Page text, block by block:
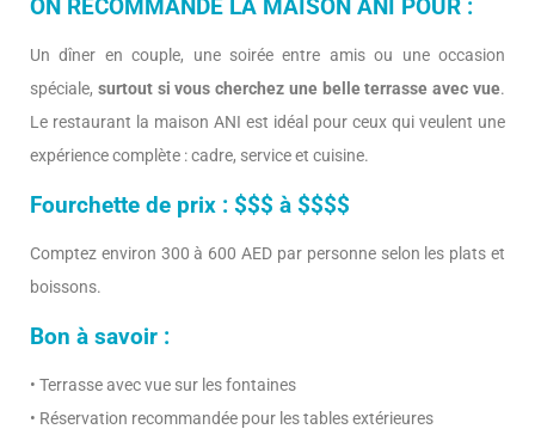
ON RECOMMANDE LA MAISON ANI POUR :
Un dîner en couple, une soirée entre amis ou une occasion
spéciale, surtout si vous cherchez une belle terrasse avec vue.
Le restaurant la maison ANI est idéal pour ceux qui veulent une
expérience complète : cadre, service et cuisine.
Fourchette de prix : $$$ à $$$$
Comptez environ 300 à 600 AED par personne selon les plats et
boissons.
Bon à savoir :
• Terrasse avec vue sur les fontaines
• Réservation recommandée pour les tables extérieures